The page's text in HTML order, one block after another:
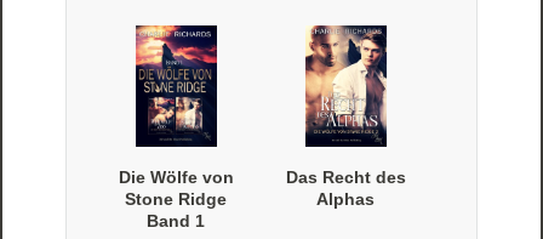
Die Wölfe von
Stone Ridge
Band 1
Das Recht des
Alphas